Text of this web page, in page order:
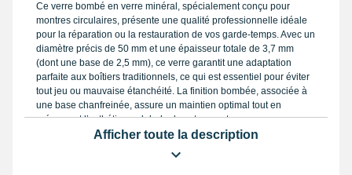
Ce verre bombé en verre minéral, spécialement conçu pour
montres circulaires, présente une qualité professionnelle idéale
pour la réparation ou la restauration de vos garde-temps. Avec un
diamètre précis de 50 mm et une épaisseur totale de 3,7 mm
(dont une base de 2,5 mm), ce verre garantit une adaptation
parfaite aux boîtiers traditionnels, ce qui est essentiel pour éviter
tout jeu ou mauvaise étanchéité. La finition bombée, associée à
une base chanfreinée, assure un maintien optimal tout en
préservant l’esthétique globale de votre montre.
résistance aux rayures et sa solidité face aux chocs modérés. Sa
Afficher toute la description